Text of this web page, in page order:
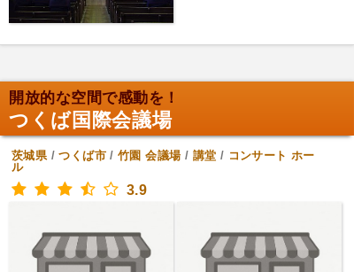
開放的な空間で感動を！
つくば国際会議場
茨城県/つくば市/竹園 会議場/ 講堂 / コンサート ホー
ル
3.9